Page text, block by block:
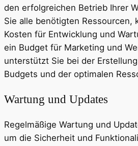
den erfolgreichen Betrieb Ihrer
Sie alle benötigten Ressourcen,
Kosten für Entwicklung und
ein Budget für Marketing und
unterstützt Sie bei der
Budgets und der optimalen
Wartung und Updates
Regelmäßige Wartung und
um die Sicherheit und